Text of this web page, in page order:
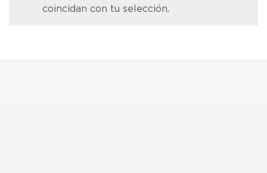
coincidan con tu selección.